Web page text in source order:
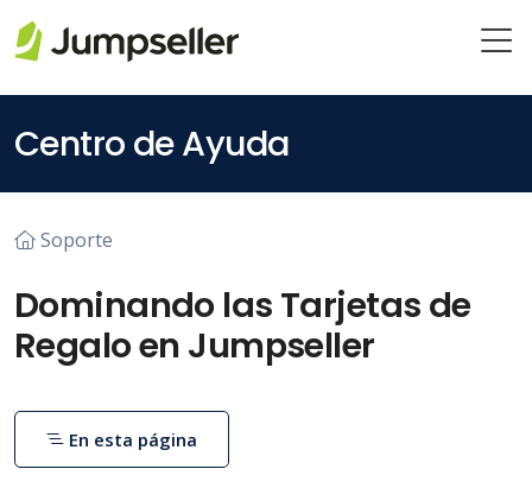
Centro de Ayuda
Soporte
Dominando las Tarjetas de
Regalo en Jumpseller
En esta página